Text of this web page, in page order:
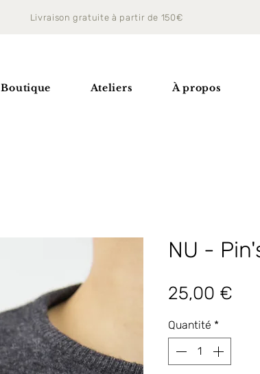
Livraison gratuite à partir de 150€
Boutique Ateliers À propos
NU -
25,00 €
Quantité *